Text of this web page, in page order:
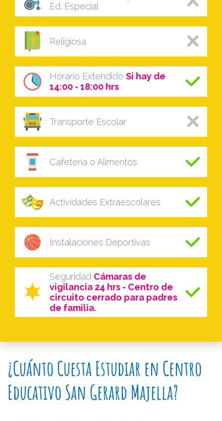
Ed. Especial
Religiosa
Horario Extendido Si hay de
14:00 - 18:00 hrs
Transporte Escolar
Cafetería o Alimentos
Actividades Extraescolares
Instalaciones Deportivas
Seguridad Cámaras de
vigilancia 24 hrs - Centro de
circuito cerrado para padres
de familia.
¿Cuánto Cuesta Estudiar en Centro
Educativo San Gerard Majella?